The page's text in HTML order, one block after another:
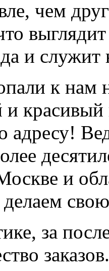
чем
и служит
к нам
и
адресу!
и
за